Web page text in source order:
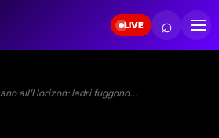
LIVE ⌕
all’Horizon: ladri fuggono…